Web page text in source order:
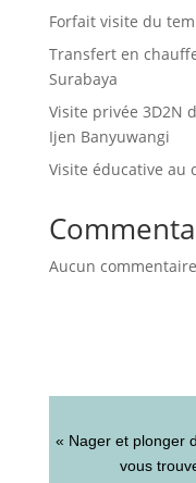
Forfait visite du
Transfert en
Surabaya
Visite privée 3D2N
Ijen Banyuwangi
Visite éducative au
Aucun
« Nager et plonger
vous